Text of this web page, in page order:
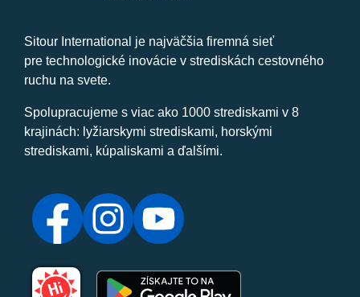
Sitour International je najväčšia firemná sieť
pre technologické inovácie v strediskách cestovného
ruchu na svete.
Spolupracujeme s viac ako 1000 strediskami v 8
krajinách: lyžiarskymi strediskami, horskými
strediskami, kúpaliskami a ďalšími.